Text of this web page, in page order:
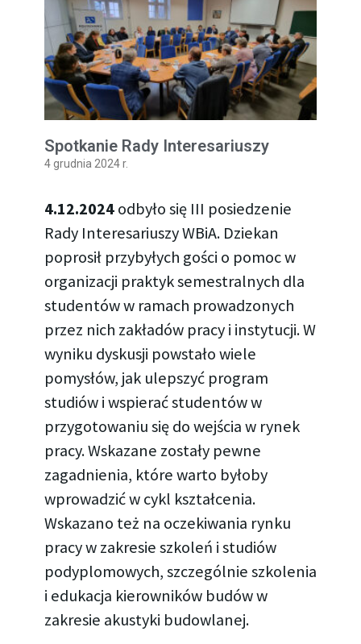
Spotkanie Rady Interesariuszy
4 grudnia 2024 r.
4.12.2024odbyło się III posiedzenie
Rady Interesariuszy WBiA. Dziekan
poprosił przybyłych gości o pomoc w
organizacji praktyk semestralnych dla
studentów w ramach prowadzonych
przez nich zakładów pracy i instytucji. W
wyniku dyskusji powstało wiele
pomysłów, jak ulepszyć program
studiów i wspierać studentów w
przygotowaniu się do wejścia w rynek
pracy. Wskazane zostały pewne
zagadnienia, które warto byłoby
wprowadzić w cykl kształcenia.
Wskazano też na oczekiwania rynku
pracy w zakresie szkoleń i studiów
podyplomowych, szczególnie szkolenia
i edukacja kierowników budów w
zakresie akustyki budowlanej.